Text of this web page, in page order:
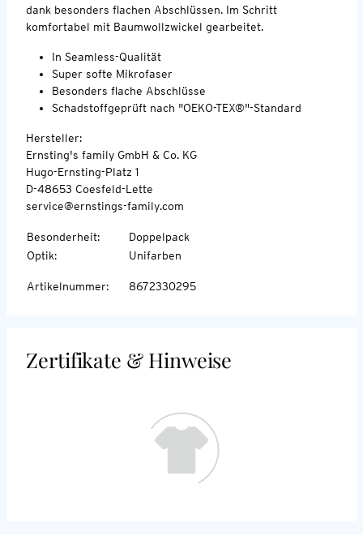
dank besonders flachen Abschlüssen. Im Schritt
komfortabel mit Baumwollzwickel gearbeitet.
In Seamless-Qualität
Super softe Mikrofaser
Besonders flache Abschlüsse
Schadstoffgeprüft nach "OEKO-TEX®"-Standard
Hersteller:
Ernsting's family GmbH & Co. KG
Hugo-Ernsting-Platz 1
D-48653 Coesfeld-Lette
service@ernstings-family.com
Besonderheit:
Doppelpack
Optik: Unifarben
Artikelnummer: 8672330295
Zertifikate & Hinweise